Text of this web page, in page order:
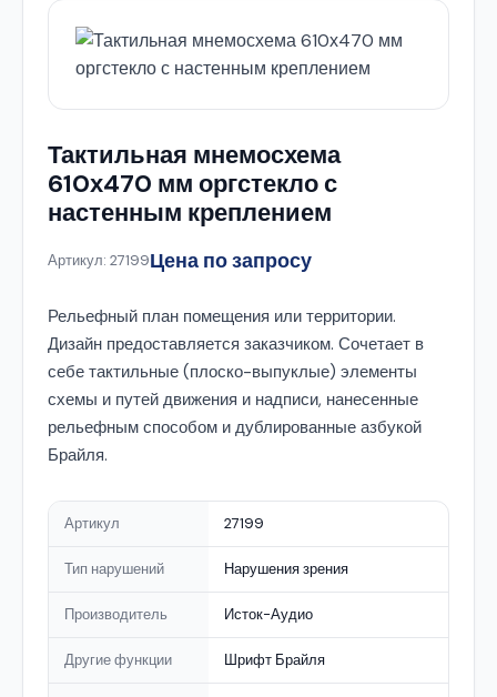
Тактильная мнемосхема
610х470 мм оргстекло с
настенным креплением
Артикул: 27199Цена по запросу
Рельефный план помещения или территории.
Дизайн предоставляется заказчиком. Сочетает в
себе тактильные (плоско-выпуклые) элементы
схемы и путей движения и надписи, нанесенные
рельефным способом и дублированные азбукой
Брайля.
Артикул 27199
Тип нарушений Нарушения зрения
Производитель Исток-Аудио
Другие функции Шрифт Брайля